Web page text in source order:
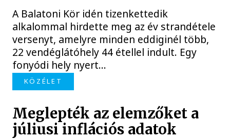
A Balatoni Kör idén tizenkettedik
alkalommal hirdette meg az év strandétele
versenyt, amelyre minden eddiginél több,
22 vendéglátóhely 44 étellel indult. Egy
fonyódi hely nyert...
KÖZÉLET
Meglepték az elemzőket a
júliusi inflációs adatok